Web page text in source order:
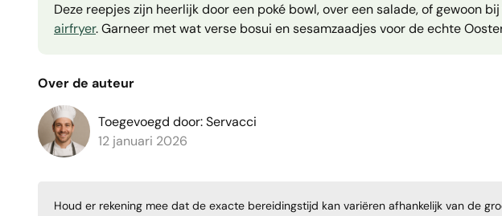
Deze reepjes zijn heerlijk door een poké bowl, over een salade, of gewoon
airfryer. Garneer met wat verse bosui en sesamzaadjes voor de echte
Over de auteur
Toegevoegd door: Servacci
12 januari 2026
Houd er rekening mee dat de exacte bereidingstijd kan variëren afhankelijk van de